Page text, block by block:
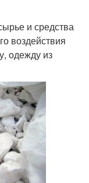
и средства
воздействия
одежду из